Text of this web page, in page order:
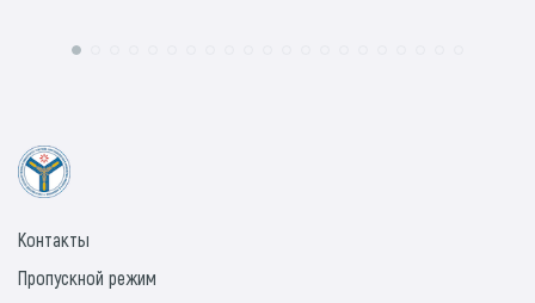
Контакты
Пропускной режим